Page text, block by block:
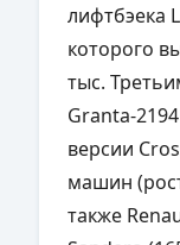
лифтбэека
которого
тыс.
Granta-
версии
машин
также